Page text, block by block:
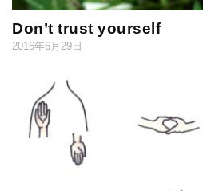
Don’t trust yourself
2016年6月29日